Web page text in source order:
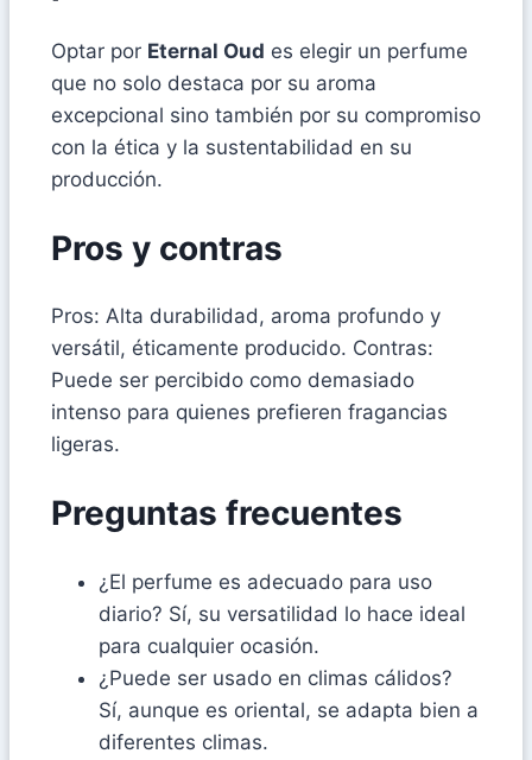
Optar por Eternal Oud es elegir un perfume
que no solo destaca por su aroma
excepcional sino también por su compromiso
con la ética y la sustentabilidad en su
producción.
Pros y contras
Pros: Alta durabilidad, aroma profundo y
versátil, éticamente producido. Contras:
Puede ser percibido como demasiado
intenso para quienes prefieren fragancias
ligeras.
Preguntas frecuentes
¿El perfume es adecuado para uso
diario? Sí, su versatilidad lo hace ideal
para cualquier ocasión.
¿Puede ser usado en climas cálidos?
Sí, aunque es oriental, se adapta bien a
diferentes climas.